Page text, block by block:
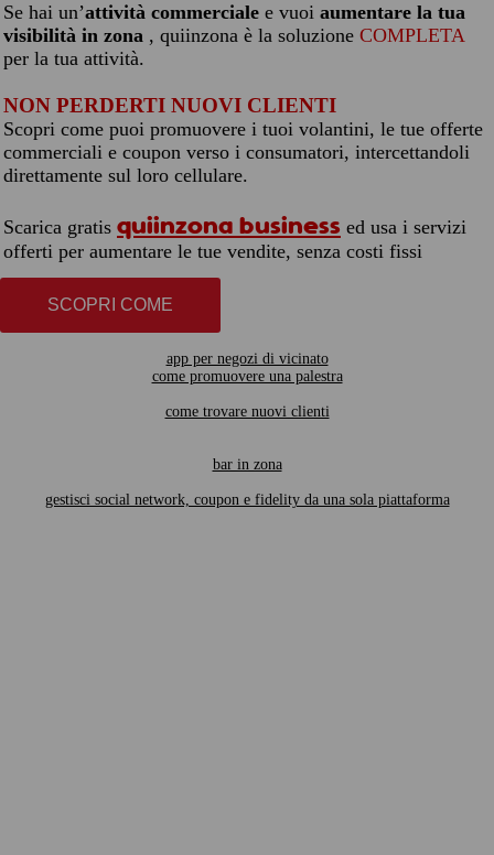
Se hai un’attività commerciale e vuoi aumentare la tua
visibilità in zona , quiinzona è la soluzione COMPLETA
per la tua attività.
NON PERDERTI NUOVI CLIENTI
Scopri come puoi promuovere i tuoi volantini, le tue offerte
commerciali e coupon verso i consumatori, intercettandoli
direttamente sul loro cellulare.
Scarica gratis quiinzona business ed usa i servizi
offerti per aumentare le tue vendite, senza costi fissi
SCOPRI COME
app per negozi di vicinato
come promuovere una palestra
come trovare nuovi clienti
bar in zona
gestisci social network, coupon e fidelity da una sola piattaforma